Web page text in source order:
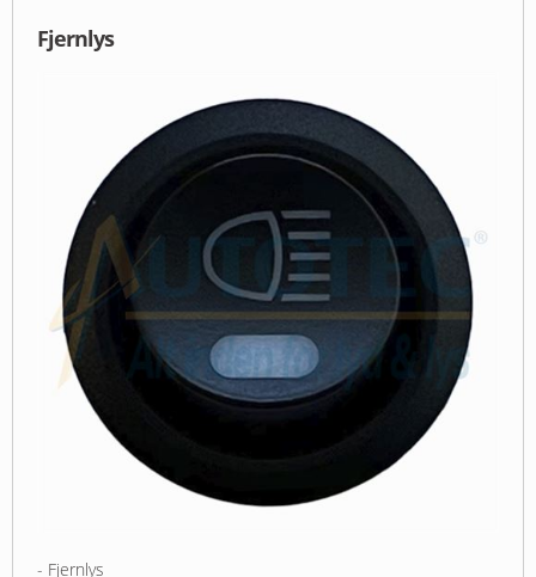
Fjernlys
- Fjernlys